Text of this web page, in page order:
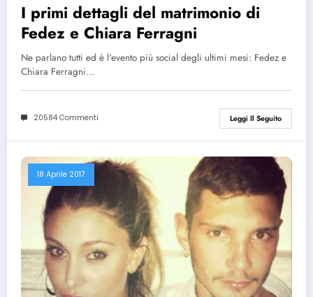
I primi dettagli del matrimonio di
Fedez e Chiara Ferragni
Ne parlano tutti ed è l'evento più social degli ultimi mesi: Fedez e
Chiara Ferragni…
20584 Commenti Leggi Il Seguito
18 Aprile 2017